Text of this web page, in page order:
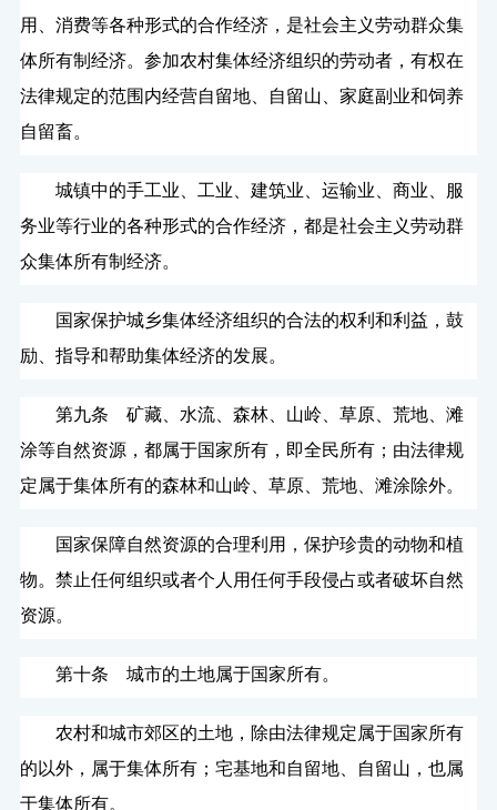
用、消费等各种形式的合作经济，是社会主义劳动群众集
体所有制经济。参加农村集体经济组织的劳动者，有权在
法律规定的范围内经营自留地、自留山、家庭副业和饲养
自留畜。
城镇中的手工业、工业、建筑业、运输业、商业、服
务业等行业的各种形式的合作经济，都是社会主义劳动群
众集体所有制经济。
国家保护城乡集体经济组织的合法的权利和利益，鼓
励、指导和帮助集体经济的发展。
第九条 矿藏、水流、森林、山岭、草原、荒地、滩
涂等自然资源，都属于国家所有，即全民所有；由法律规
定属于集体所有的森林和山岭、草原、荒地、滩涂除外。
国家保障自然资源的合理利用，保护珍贵的动物和植
物。禁止任何组织或者个人用任何手段侵占或者破坏自然
资源。
第十条 城市的土地属于国家所有。
农村和城市郊区的土地，除由法律规定属于国家所有
的以外，属于集体所有；宅基地和自留地、自留山，也属
于集体所有。